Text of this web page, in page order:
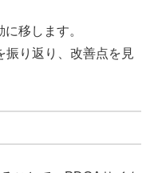
移します。
振り返り、改善点を見